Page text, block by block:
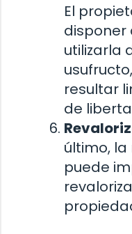
El
disponer
utilizarla
resultar
de
último,
puede